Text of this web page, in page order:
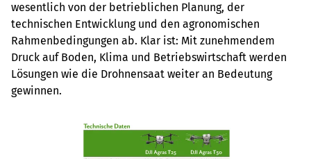
wesentlich von der betrieblichen Planung, der
technischen Entwicklung und den agronomischen
Rahmenbedingungen ab. Klar ist: Mit zunehmendem
Druck auf Boden, Klima und Betriebswirtschaft werden
Lösungen wie die Drohnensaat weiter an Bedeutung
gewinnen.